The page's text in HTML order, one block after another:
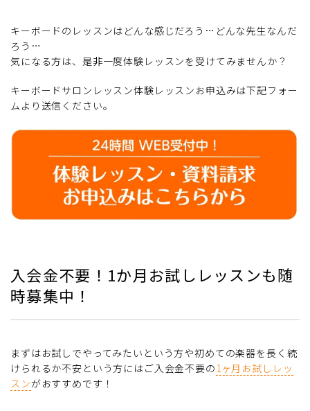
キーボードのレッスンはどんな感じだろう…どんな先生なんだ
ろう…
気になる方は、是非一度体験レッスンを受けてみませんか？
キーボードサロンレッスン体験レッスンお申込みは下記フォー
ムより送信ください。
入会金不要！1か月お試しレッスンも随
時募集中！
まずはお試しでやってみたいという方や初めての楽器を長く続
けられるか不安という方にはご入会金不要の 1ヶ月お試しレッ
スンがおすすめです！